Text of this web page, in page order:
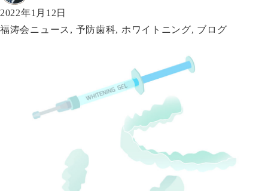
者
投
稿
2022年1月12日
カ
福涛会ニュース , 予防歯科, ホワイトニング, ブログ